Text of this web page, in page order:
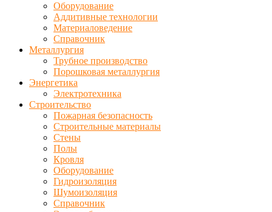
Оборудование
Аддитивные технологии
Материаловедение
Справочник
Металлургия
Трубное производство
Порошковая металлургия
Энергетика
Электротехника
Строительство
Пожарная безопасность
Строительные материалы
Стены
Полы
Кровля
Оборудование
Гидроизоляция
Шумоизоляция
Справочник